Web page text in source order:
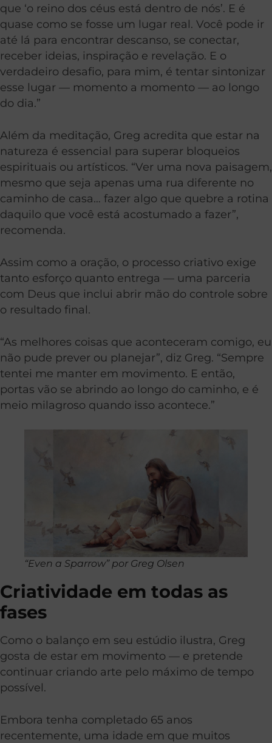
que ‘o reino dos céus está dentro de nós’. E é
quase como se fosse um lugar real. Você pode ir
até lá para encontrar descanso, se conectar,
receber ideias, inspiração e revelação. E o
verdadeiro desafio, para mim, é tentar sintonizar
esse lugar — momento a momento — ao longo
do dia.”
Além da meditação, Greg acredita que estar na
natureza é essencial para superar bloqueios
espirituais ou artísticos. “Ver uma nova paisagem,
mesmo que seja apenas uma rua diferente no
caminho de casa… fazer algo que quebre a rotina
daquilo que você está acostumado a fazer”,
recomenda.
Assim como a oração, o processo criativo exige
tanto esforço quanto entrega — uma parceria
com Deus que inclui abrir mão do controle sobre
o resultado final.
“As melhores coisas que aconteceram comigo, eu
não pude prever ou planejar”, diz Greg. “Sempre
tentei me manter em movimento. E então,
portas vão se abrindo ao longo do caminho, e é
meio milagroso quando isso acontece.”
“Even a Sparrow” por Greg Olsen
Criatividade em todas as
fases
Como o balanço em seu estúdio ilustra, Greg
gosta de estar em movimento — e pretende
continuar criando arte pelo máximo de tempo
possível.
Embora tenha completado 65 anos
recentemente, uma idade em que muitos